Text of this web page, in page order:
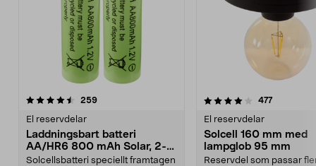
259recensioner
El reservdelar
Laddningsbart batteri
AA/HR6 800 mAh Solar, 2-
pack
Solcellsbatteri speciellt framtagen
4.0 av 5 stjärnor 477
El reservdelar
Solcell 160 mm med
lampglob 95 mm
Reservdel som passar
4.5 av 5 stjärnor